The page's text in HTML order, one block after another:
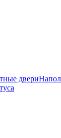
двери